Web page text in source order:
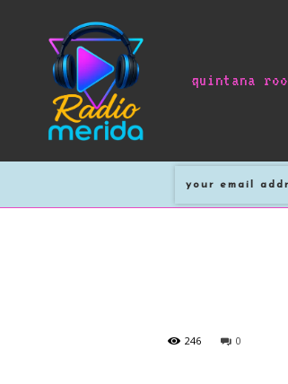
quintana roo
0
246